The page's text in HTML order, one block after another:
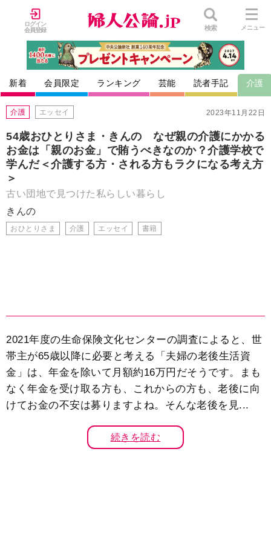
ログイン
会員登録
検索 メニュー
新着 会員限定 ランキング 芸能 読者手記 介護
2023年11月22日
介護 エッセイ
54歳おひとりさま・きんの なぜ親の介護にかかる
お金は「親のお金」で賄うべきなのか？介護学校で
学んだ＜介護する方・される方もラクになる考え方
＞
古い団地で見つけた私らしい暮らし
きんの
おひとりさま 介護 エッセイ 書籍
2021年度の生命保険文化センターの調査によると、世
帯主が65歳以降に必要と考える「夫婦の老後生活資
金」は、年金を除いて月額約16万円だそうです。まも
なく年金を受け取る方も、これからの方も、老後に向
けてお金の不安は募りますよね。そんな老後を見...
続きを読む